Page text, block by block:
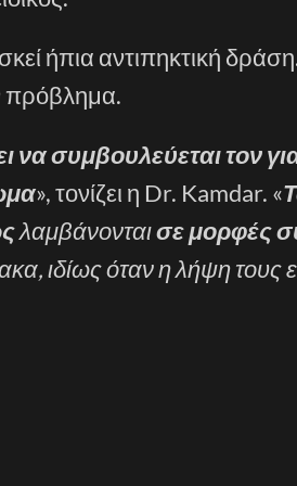
ήπια αντιπηκτική
πρόβλημα.
να συμβουλεύεται τον
», τονίζει η Dr. Kamdar. «
λαμβάνονταισε μορφές
ιδίως όταν η λήψη τους